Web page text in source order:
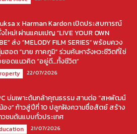
x Harman Kardon เปิดประสบการณ์
ใหม่! ผ่านแคมเปญ “LIVE YOUR OWN
ส่ง “MELODY FILM SERIES” พร้อมควง
ฮอต “มาย ภาคภูมิ” ร่วมค้นหาจังหวะชีวิตที่ใช่
อดแนวคิด “อยู่ดี…ทั้งชีวิต”
22/07/2026
บ่มเพาะต้นกล้าคุณธรรม สานต่อ “สหพัฒน์
อง” ก้าวสู่ปีที่ 10 ปลูกฝังความซื่อสัตย์ สร้าง
วชนต้นแบบทั่วประเทศ
21/07/2026